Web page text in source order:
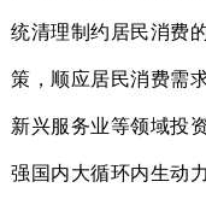
统清理制约居民消费
策，顺应居民消费需
新兴服务业等领域投
强国内大循环内生动